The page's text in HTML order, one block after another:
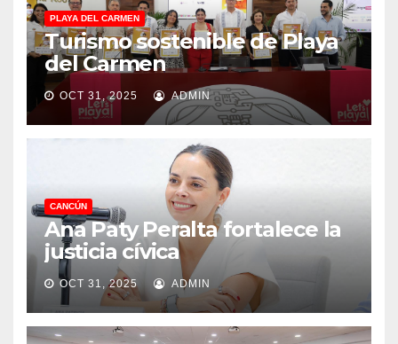
PLAYA DEL CARMEN
Turismo sostenible de Playa
del Carmen
OCT 31, 2025 ADMIN
CANCÚN
Ana Paty Peralta fortalece la
justicia cívica
OCT 31, 2025 ADMIN